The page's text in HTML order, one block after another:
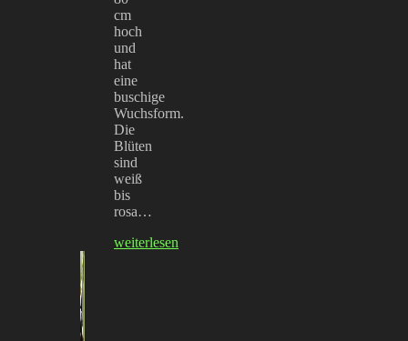
cm
hoch
und
hat
eine
buschige
Wuchsform.
Die
Blüten
sind
weiß
bis
rosa…
weiterlesen